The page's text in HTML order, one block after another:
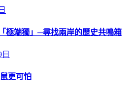
極端獨」─尋找兩岸的歷史共鳴箱
更可怕